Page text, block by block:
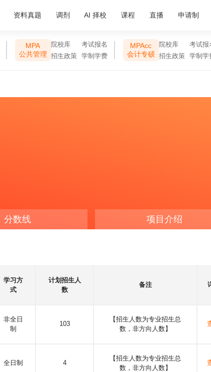
资料真题 调剂 AI 择校 课程 直播 申请制
MPA
公共管理
院校库
考试报名
招生政策
学制学费
MPAcc
会计专硕
院校库
考试报
招生政策
学制学
分数线 项目介绍
学习方
式
计划招生人
数
备注
非全日
制
103
【招生人数为专业招生总
数，非方向人数】
全日制 4
【招生人数为专业招生总
数，非方向人数】